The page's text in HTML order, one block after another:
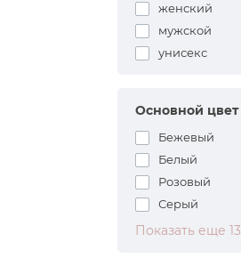
женский
мужской
унисекс
Основной цвет
Бежевый
Белый
Розовый
Серый
Показать еще 13